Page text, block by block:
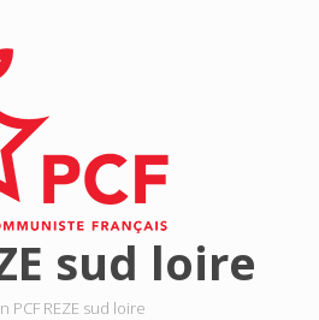
sud loire
PCF REZE sud loire